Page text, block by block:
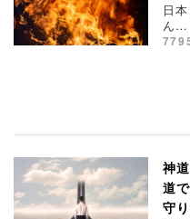
日
ん…
神
道
守